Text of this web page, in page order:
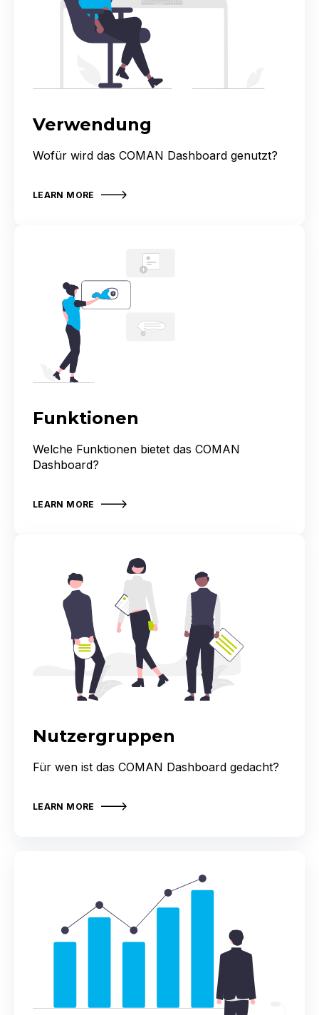
Verwendung
Wofür wird das COMAN Dashboard genutzt?
LEARN MORE
Funktionen
Welche Funktionen bietet das COMAN
Dashboard?
LEARN MORE
Nutzergruppen
Für wen ist das COMAN Dashboard gedacht?
LEARN MORE